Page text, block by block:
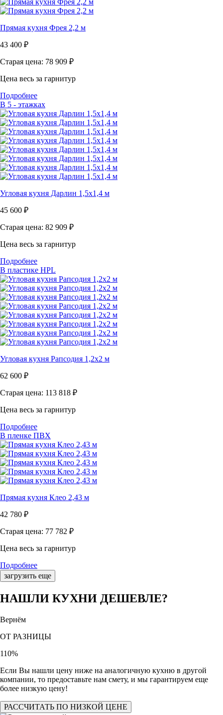
Прямая кухня Фрея 2,2 м
43 400 ₽
Старая цена: 78 909 ₽
Цена весь за гарнитур
Подробнее
В 5 - этажках
Угловая кухня Дарлин 1,5х1,4 м
45 600 ₽
Старая цена: 82 909 ₽
Цена весь за гарнитур
Подробнее
В пластике HPL
Угловая кухня Рапсодия 1,2х2 м
62 600 ₽
Старая цена: 113 818 ₽
Цена весь за гарнитур
Подробнее
В пленке ПВХ
Прямая кухня Клео 2,43 м
42 780 ₽
Старая цена: 77 782 ₽
Цена весь за гарнитур
Подробнее
загрузить еще
НАШЛИ КУХНИ ДЕШЕВЛЕ?
Вернём
ОТ РАЗНИЦЫ
110%
Если Вы нашли цену ниже на аналогичную кухню в другой
компании, то предоставьте нам смету, и мы гарантируем еще
более низкую цену!
РАССЧИТАТЬ ПО НИЗКОЙ ЦЕНЕ